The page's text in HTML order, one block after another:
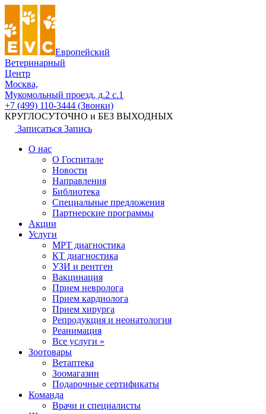
Европейский
Ветеринарный
Центр
Москва,
Мукомольный проезд, д.2 с.1
+7 (499) 110-3444 (Звонки)
КРУГЛОСУТОЧНО и БЕЗ ВЫХОДНЫХ
Записаться Запись
О нас
О Госпитале
Новости
Направления
Библиотека
Специальные предложения
Партнерские программы
Акции
Услуги
МРТ диагностика
КТ диагностика
УЗИ и рентген
Вакцинация
Прием невролога
Прием кардиолога
Прием хирурга
Репродукция и неонатология
Реанимация
Все услуги »
Зоотовары
Ветаптека
Зоомагазин
Подарочные сертификаты
Команда
Врачи и специалисты